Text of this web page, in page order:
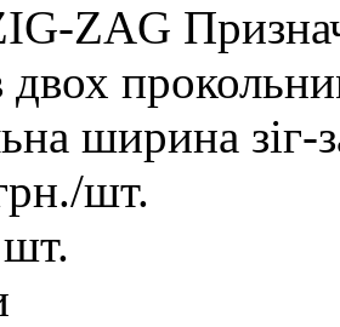
ZAG
двох
ширина зіг-
/шт.